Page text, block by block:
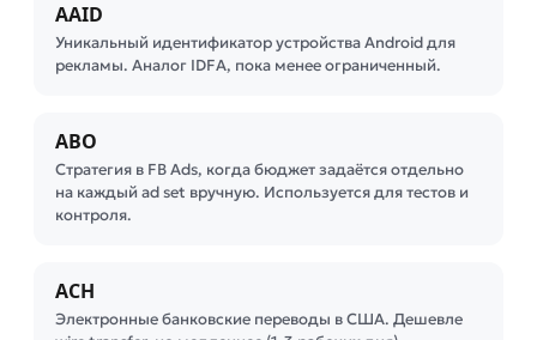
AAID
Уникальный идентификатор устройства Android для
рекламы. Аналог IDFA, пока менее ограниченный.
ABO
Стратегия в FB Ads, когда бюджет задаётся отдельно
на каждый ad set вручную. Используется для тестов и
контроля.
ACH
Электронные банковские переводы в США. Дешевле